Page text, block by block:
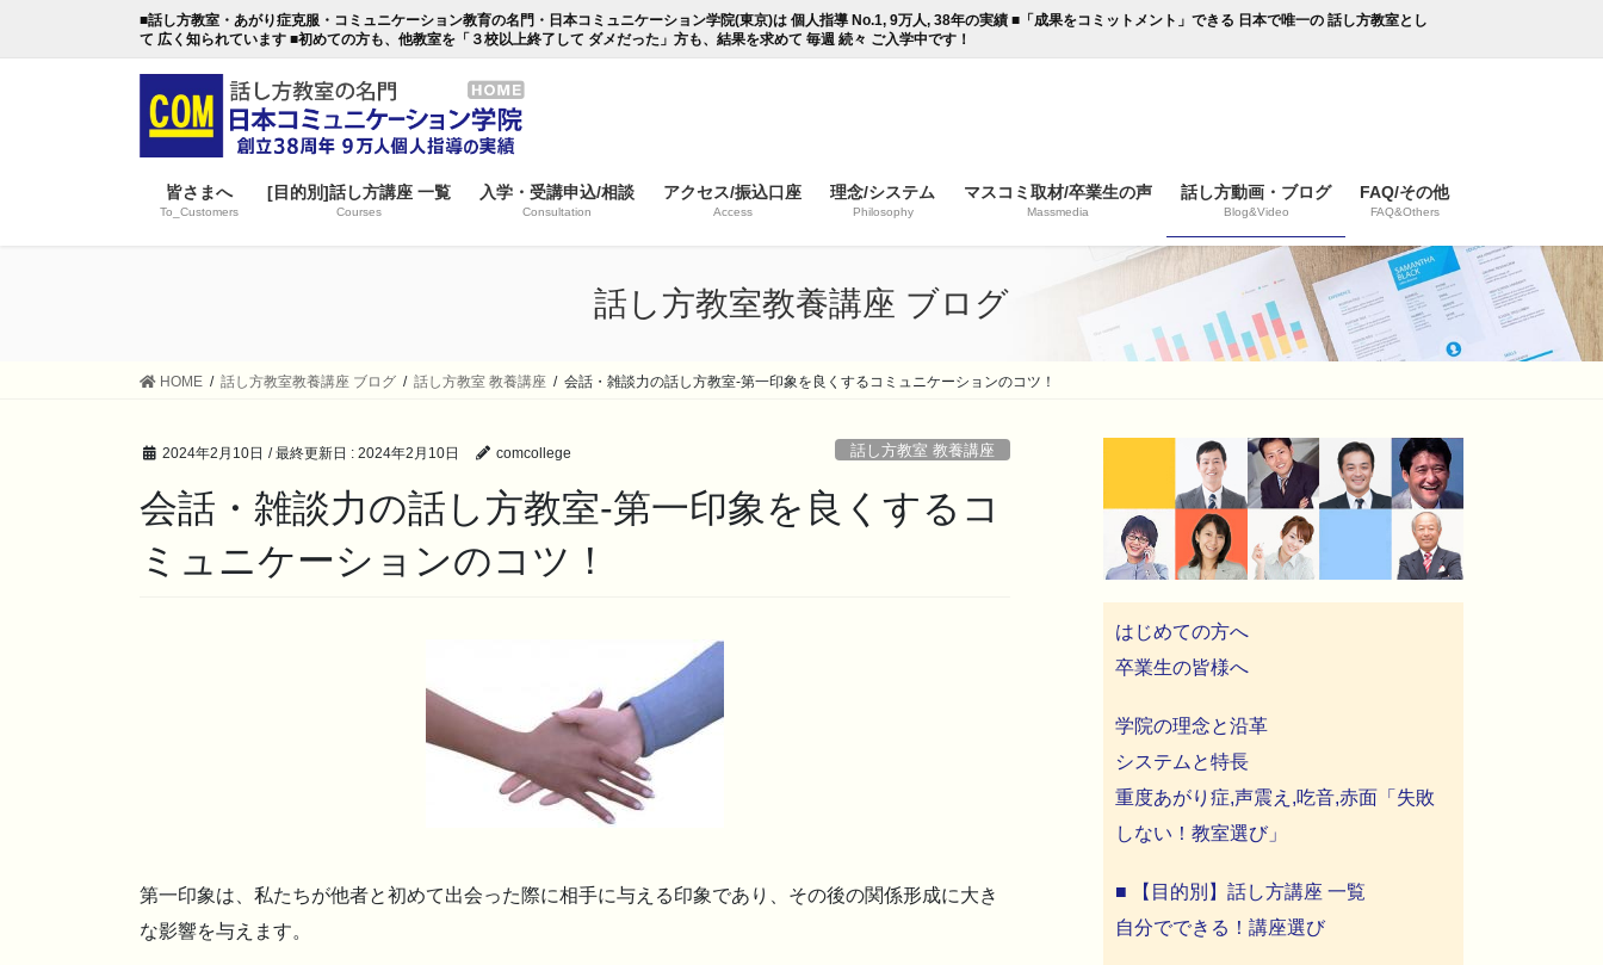
■話し方教室・あがり症克服・コミュニケーション教育の名門・日本コミュニケーション学院(東京)は 個人指導 No.1, 9万人, 38年の実績 ■「成果をコミットメント」できる 日本で唯一の 話し方教室とし
て 広く知られています ■初めての方も、他教室を「３校以上終了して ダメだった」方も、結果を求めて 毎週 続々 ご入学中です！
皆さまへ
To_Customers
[目的別]話し方講座 一覧
Courses
入学・受講申込/相談
Consultation
アクセス/振込口座
Access
理念/システム
Philosophy
マスコミ取材/卒業生の声
Massmedia
話し方動画・ブログ
Blog&Video
FAQ/その他
FAQ&Others
話し方教室教養講座 ブログ
HOME 話し方教室教養講座 ブログ 話し方教室 教養講座 会話・雑談力の話し方教室-第一印象を良くするコミュニケーションのコツ！
2024年2月10日 / 最終更新日 : 2024年2月10日 comcollege 話し方教室 教養講座
会話・雑談力の話し方教室-第一印象を良くするコ
ミュニケーションのコツ！
第一印象は、私たちが他者と初めて出会った際に相手に与える印象であり、その後の関係形成に大き
な影響を与えます。
はじめての方へ
卒業生の皆様へ
学院の理念と沿革
システムと特長
重度あがり症,声震え,吃音,赤面「失敗
しない！教室選び」
■ 【目的別】話し方講座 一覧
自分でできる！講座選び